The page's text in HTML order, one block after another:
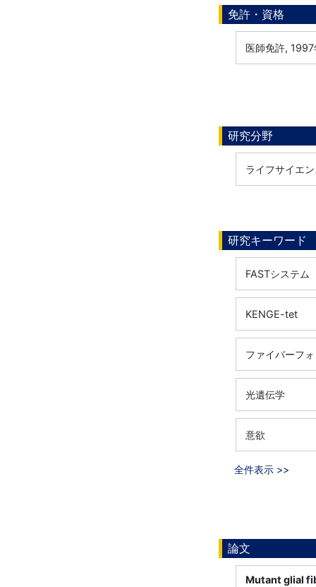
免許・資格
医師免許,
研究分野
ライフサイエ
研究キーワード
FASTシステム
KENGE-tet
ファイバーフ
光遺伝学
意欲
全件表示 >>
論文
Mutant glial